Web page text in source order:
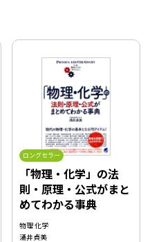
ロングセラー
「物理・化学」の法
則・原理・公式がまと
めてわかる事典
物理 化学
涌井貞美